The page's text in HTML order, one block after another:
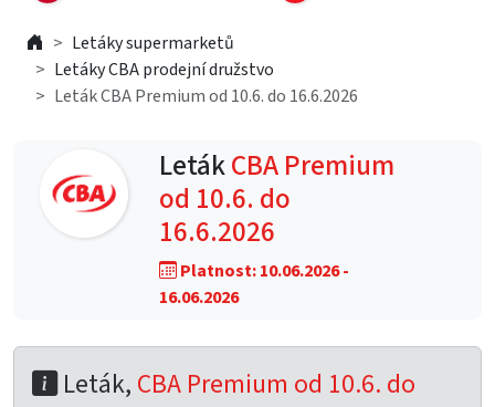
Letáky supermarketů
Letáky CBA prodejní družstvo
Leták CBA Premium od 10.6. do 16.6.2026
LetákCBA Premium
od 10.6. do
16.6.2026
Platnost: 10.06.2026 -
16.06.2026
Leták, CBA Premium od 10.6. do